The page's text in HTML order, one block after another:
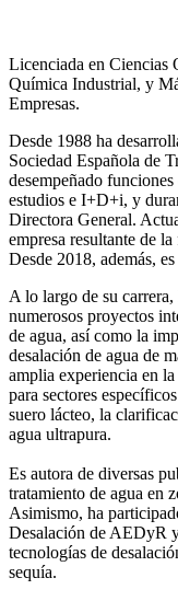
Licenciada en Ciencias
Química Industrial, y
Empresas.
Desde 1988 ha
Sociedad Española de
desempeñado
estudios e I+D+i, y
Directora General.
empresa resultante de
Desde 2018, además,
A lo largo de su
numerosos proyectos
de agua, así como la
desalación de agua de
amplia experiencia en
para sectores
suero lácteo, la
agua ultrapura.
Es autora de diversas
tratamiento de agua en
Asimismo, ha
Desalación de AEDyR
tecnologías de
sequía.